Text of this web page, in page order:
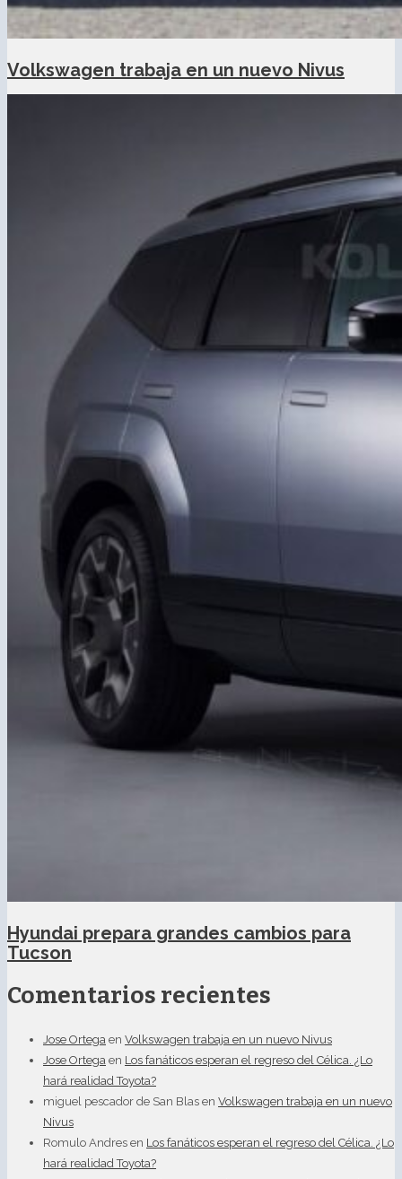
Volkswagen trabaja en un nuevo Nivus
Hyundai prepara grandes cambios para
Tucson
Comentarios recientes
Jose Ortega en Volkswagen trabaja en un nuevo Nivus
Jose Ortega en Los fanáticos esperan el regreso del Célica. ¿Lo
hará realidad Toyota?
miguel pescador de San Blas en Volkswagen trabaja en un nuevo
Nivus
Romulo Andres en Los fanáticos esperan el regreso del Célica. ¿Lo
hará realidad Toyota?